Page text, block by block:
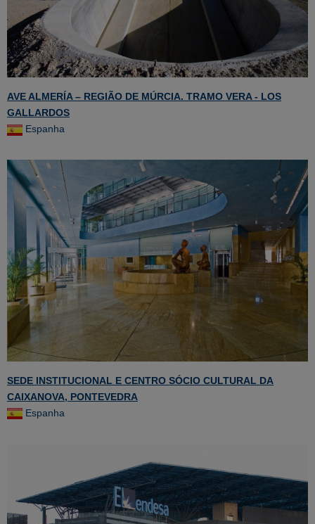
AVE ALMERÍA – REGIÃO DE MÚRCIA. TRAMO VERA - LOS
GALLARDOS
Espanha
SEDE INSTITUCIONAL E CENTRO SÓCIO CULTURAL DA
CAIXANOVA, PONTEVEDRA
Espanha